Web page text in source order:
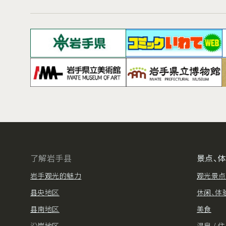
了解岩手县
岩手观光的魅力
县央地区
县南地区
景点、
观光景点
休闲、体
美食